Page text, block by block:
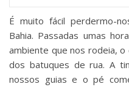
É muito fácil perdermo-
Bahia. Passadas umas
ambiente que nos rodeia,
dos batuques de rua. A
nossos guias e o pé